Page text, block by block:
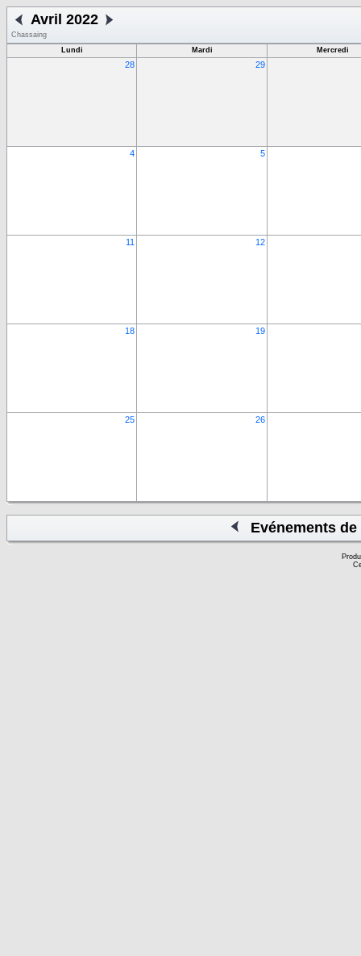
Avril 2022
Chassaing
Lundi
Mardi Mercredi
28 29
4 5
11 12
18 19
25 26
Evénements